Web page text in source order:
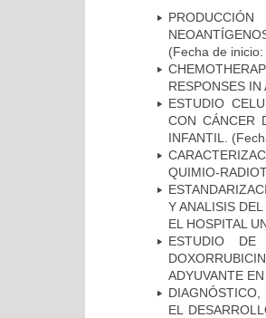
(Fecha de
RESPONSES IN
ESTUDIO
CON CÁNCER
INFANTIL.
QUIMIO-
Y ANALISIS
EL HOSPITAL
ESTUDIO DE
ADYUVANTE
EL